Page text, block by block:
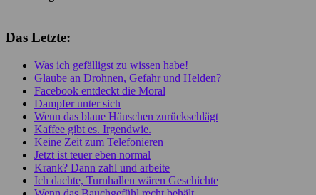
Das Letzte:
Was ich gefälligst zu wissen habe!
Glaube an Drohnen, Gefahr und Helden?
Facebook entdeckt die Moral
Dampfer unter sich
Wenn das blaue Häuschen zurückschlägt
Kaffee gibt es. Irgendwie.
Keine Zeit zum Telefonieren
Jetzt ist teuer eben normal
Krank? Dann zahl und arbeite
Ich dachte, Turnhallen wären Geschichte